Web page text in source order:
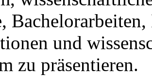
und
zu präsentieren.